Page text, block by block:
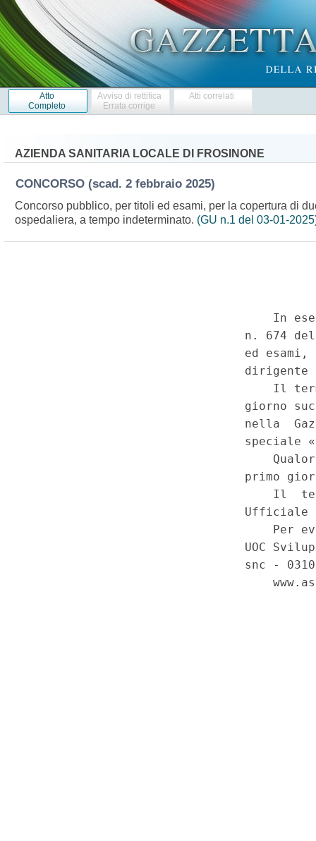
Atto
Completo
Avviso di rettifica
Errata corrige
Atti correlati
AZIENDA SANITARIA LOCALE DI FROSINONE
CONCORSO (scad. 2 febbraio 2025)
Concorso pubblico, per titoli ed esami, per la copertura di
ospedaliera, a tempo indeterminato. (GU n.1 del 03-01-